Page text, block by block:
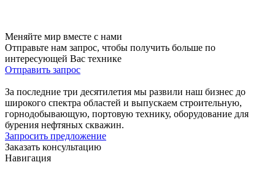
Меняйте мир вместе с нами
Отправьте нам запрос, чтобы получить больше по
интересующей Вас технике
Отправить запрос
За последние три десятилетия мы развили наш бизнес до
широкого спектра областей и выпускаем строительную,
горнодобывающую, портовую технику, оборудование для
бурения нефтяных скважин.
Запросить предложение
Заказать консультацию
Навигация